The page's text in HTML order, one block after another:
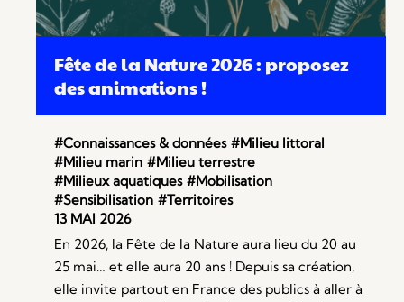
Fête de la Nature 2026 : proposez
des animations !
#Connaissances & données #Milieu littoral
#Milieu marin #Milieu terrestre
#Milieux aquatiques #Mobilisation
#Sensibilisation #Territoires
13 MAI 2026
En 2026, la Fête de la Nature aura lieu du 20 au
25 mai… et elle aura 20 ans ! Depuis sa création,
elle invite partout en France des publics à aller à